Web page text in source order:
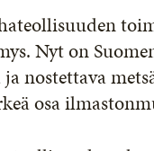
Nyt on
ja nostettava
osa